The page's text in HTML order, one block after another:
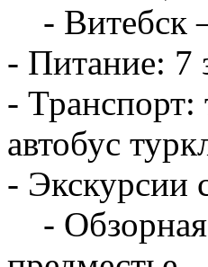
- Витебск
- Питание: 7
- Транспорт:
автобус
- Экскурсии
- Обзорная